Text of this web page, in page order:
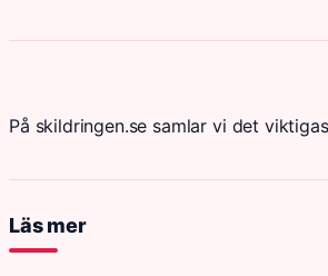
På skildringen.se samlar vi det
Läs mer